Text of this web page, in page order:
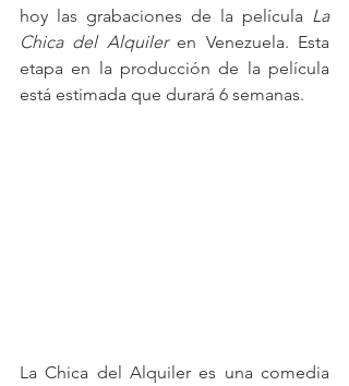
hoy las grabaciones de la película La
Chica del Alquiler en Venezuela. Esta
etapa en la producción de la película
está estimada que durará 6 semanas.
La Chica del Alquiler es una comedia